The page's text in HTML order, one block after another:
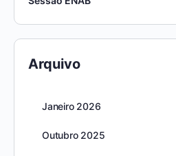
Arquivo
Janeiro 2026
Outubro 2025